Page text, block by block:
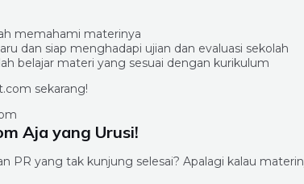
memahami materinya
dan siap menghadapi ujian dan evaluasi sekolah
belajar materi yang sesuai dengan kurikulum
sekarang!
Aja yang Urusi!
PR yang tak kunjung selesai? Apalagi kalau